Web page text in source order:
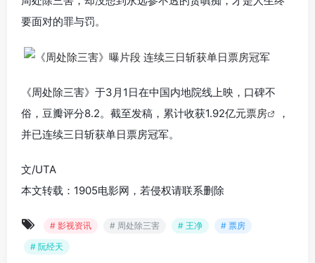
要面对的罪与罚。
《周处除三害》于3月1日在中国内地院线上映，口碑不
俗，豆瓣评分8.2。截至发稿，累计收获1.92亿元票房
，
并已连续三日斩获单日票房冠军。
文/UTA
本文转载：1905电影网，若侵权请联系删除
# 影视资讯 # 周处除三害 # 王净
# 票房
# 阮经天